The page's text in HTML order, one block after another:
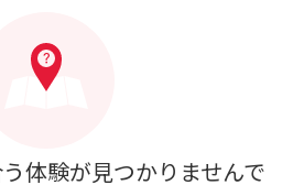
体験が見つかりませんで